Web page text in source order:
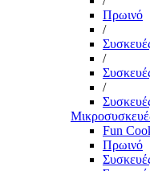
Πρωινό
/
/
/
Fun
Πρωινό